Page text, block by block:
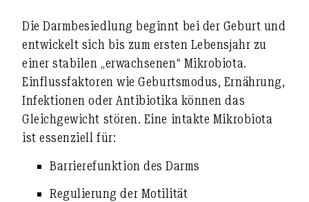
Die Darmbesiedlung beginnt bei der Geburt und
entwickelt sich bis zum ersten Lebensjahr zu
einer stabilen „erwachsenen“ Mikrobiota.
Einflussfaktoren wieGeburtsmodus, Ernährung,
Infektionen oder Antibiotika können das
Gleichgewicht stören. Eine intakte Mikrobiota
ist essenziell für:
Barrierefunktion des Darms
Regulierung der Motilität